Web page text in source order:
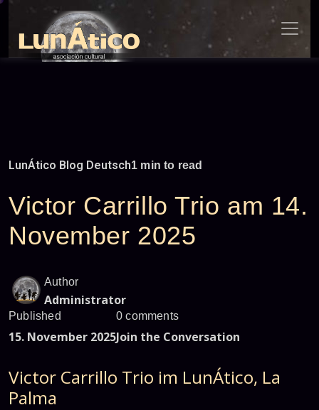
Skip
content
LunÁtico Blog Deutsch1 min to read
Victor Carrillo Trio am 14.
November 2025
Author
Administrator
Published
15. November 2025
0 comments
Join the Conversation
Victor Carrillo Trio im LunÁtico, La
Palma